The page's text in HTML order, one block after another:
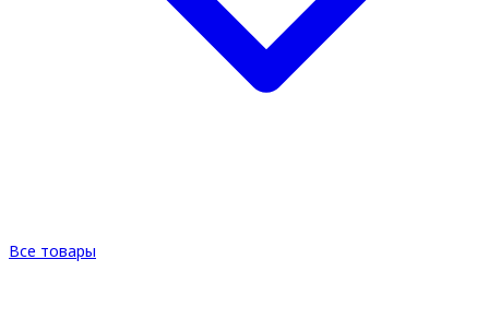
Все товары